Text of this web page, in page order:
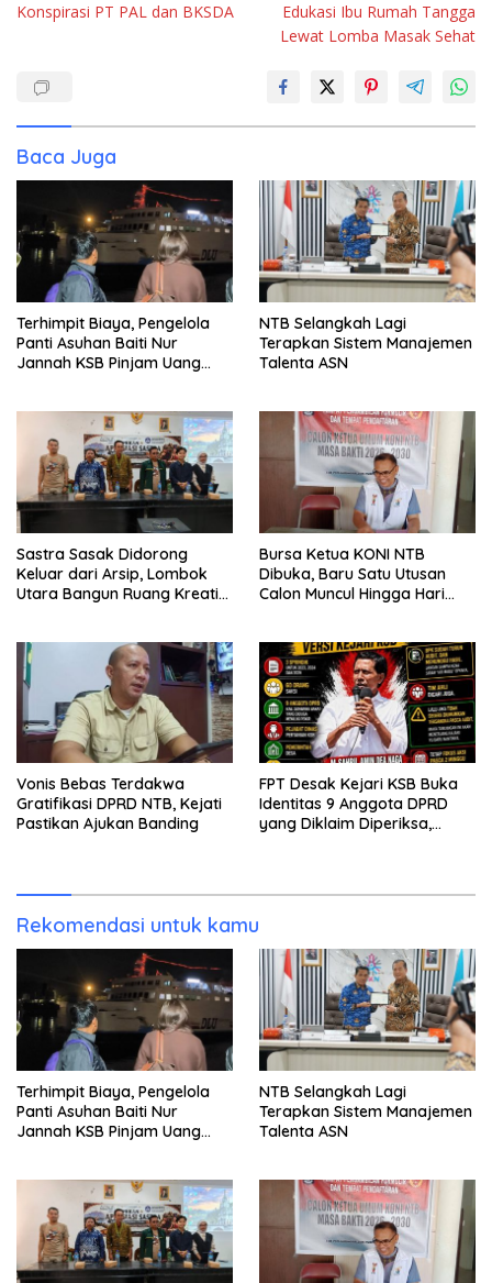
Konspirasi PT PAL dan BKSDA
Edukasi Ibu Rumah Tangga
Lewat Lomba Masak Sehat
Baca Juga
Terhimpit Biaya, Pengelola
Panti Asuhan Baiti Nur
Jannah KSB Pinjam Uang
Kunjung Tuntas
NTB Selangkah Lagi
Terapkan Sistem Manajemen
Talenta ASN
Sastra Sasak Didorong
Keluar dari Arsip, Lombok
Utara Bangun Ruang Kreatif
Bursa Ketua KONI NTB
Dibuka, Baru Satu Utusan
Calon Muncul Hingga Hari
Vonis Bebas Terdakwa
Gratifikasi DPRD NTB, Kejati
Pastikan Ajukan Banding
FPT Desak Kejari KSB Buka
Identitas 9 Anggota DPRD
yang Diklaim Diperiksa,
Rekomendasi untuk kamu
Terhimpit Biaya, Pengelola
Panti Asuhan Baiti Nur
Jannah KSB Pinjam Uang
Kunjung Tuntas
NTB Selangkah Lagi
Terapkan Sistem Manajemen
Talenta ASN